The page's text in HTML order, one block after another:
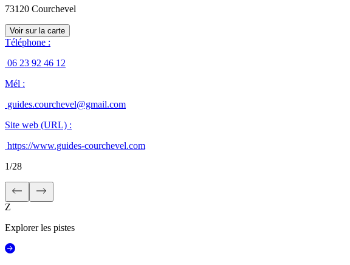
73120 Courchevel
Voir sur la carte
Téléphone :
06 23 92 46 12
Mél :
guides.courchevel@gmail.com
Site web (URL) :
https://www.guides-courchevel.com
1/28
Z
Explorer les pistes